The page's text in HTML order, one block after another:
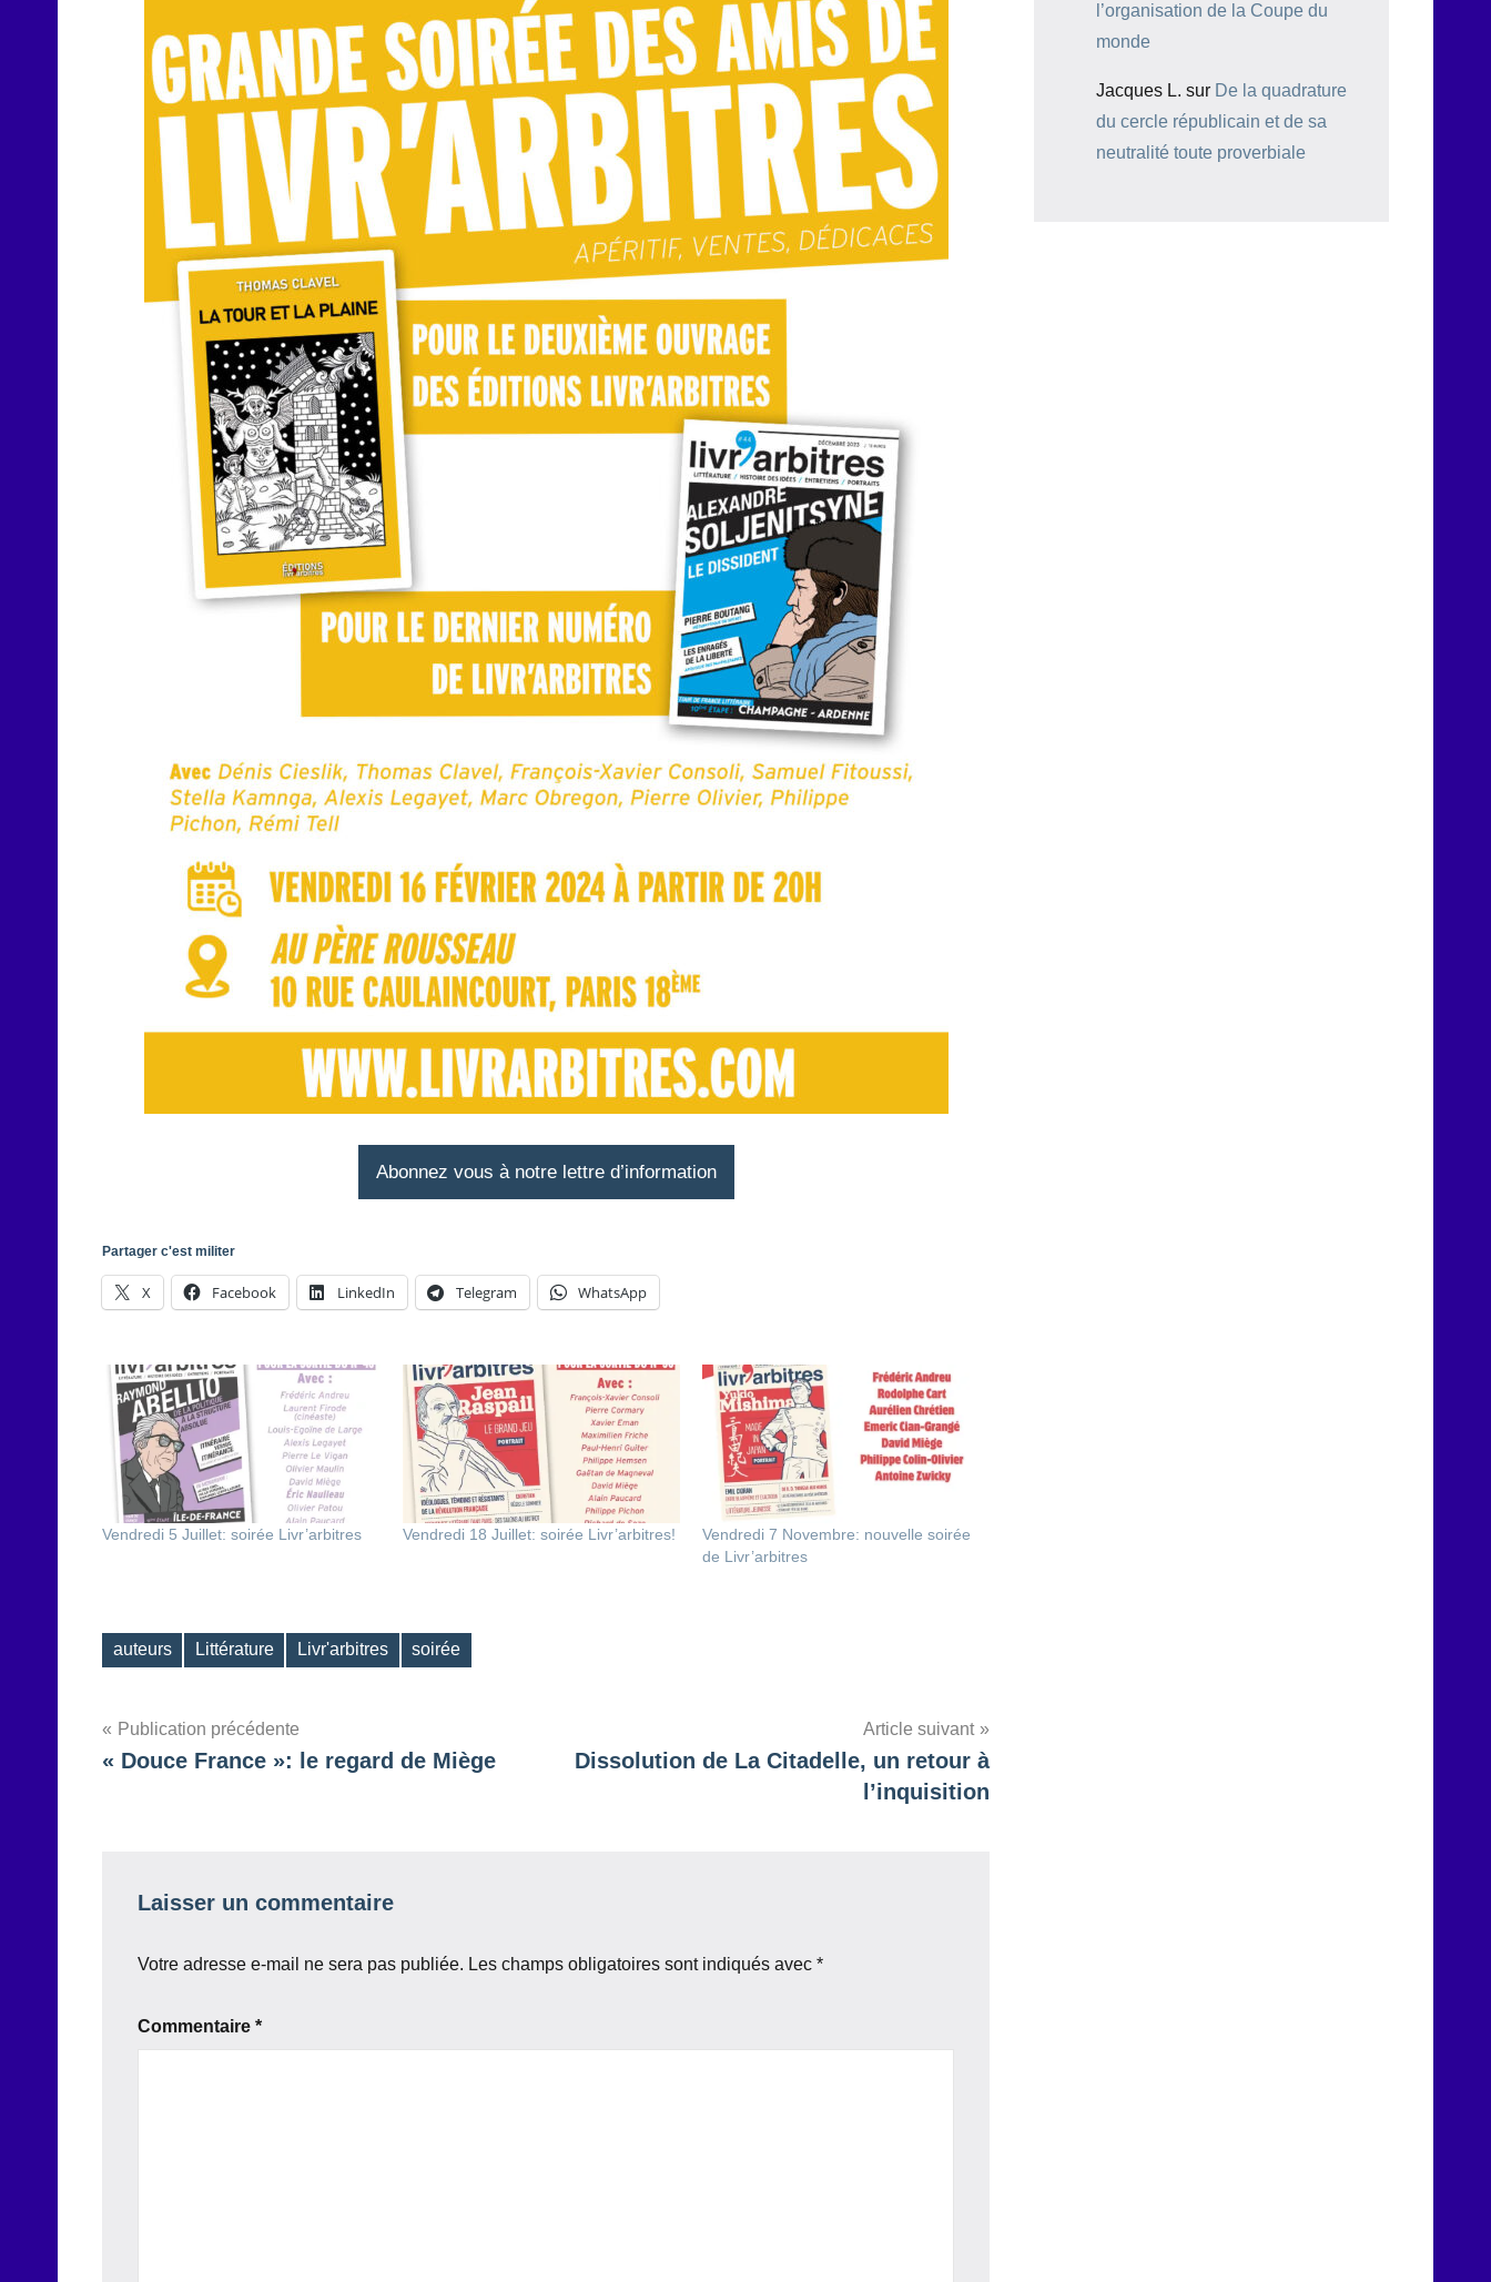
Abonnez vous à notre lettre d’information
Partager c'est militer
X Facebook LinkedIn Telegram WhatsApp
Vendredi 5 Juillet: soirée Livr’arbitres Vendredi 18 Juillet: soirée Livr’arbitres!
Vendredi 7 Novembre: nouvelle soirée
de Livr’arbitres
Étiquettes
auteurs Littérature Livr'arbitres soirée
Navigation
de
Publication précédente
« Douce France »: le regard de Miège
Article suivant
Dissolution de La Citadelle, un retour à
l’inquisition
Laisser un commentaire
Votre adresse e-mail ne sera pas publiée. Les champs obligatoires sont indiqués avec *
Commentaire *
l’organisation de la Coupe du
monde
Jacques L. sur De la quadrature
du cercle républicain et de sa
neutralité toute proverbiale